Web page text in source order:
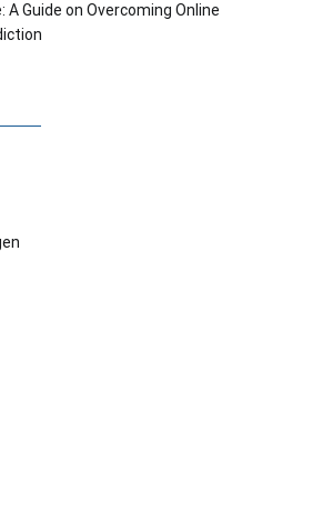
A Guide on Overcoming Online